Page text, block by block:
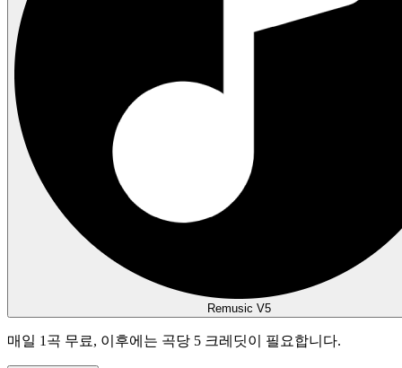
Remusic V5
매일 1곡 무료, 이후에는 곡당 5 크레딧이 필요합니다.